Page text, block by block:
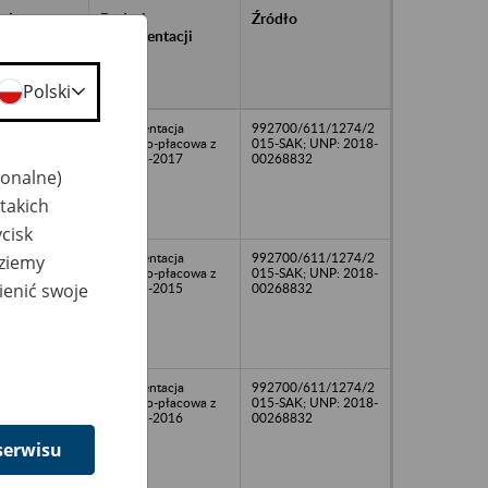
Rodzaj
dokumentacji
Źródło
Dokumentacja
osobowo-płacowa z
lat 1999-2017
992700/611/1274/2
015-SAK; UNP: 2018-
00268832
Dokumentacja
osobowo-płacowa z
lat 1991-2015
992700/611/1274/2
015-SAK; UNP: 2018-
00268832
Dokumentacja
osobowo-płacowa z
lat 1991-2016
992700/611/1274/2
015-SAK; UNP: 2018-
00268832
Polski
swoje